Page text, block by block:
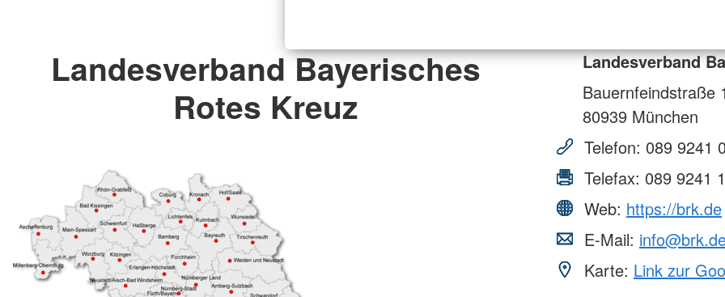
Landesverband Bayerisches
Rotes Kreuz
Landesverband
Bauernfeindstraße
80939 München
Telefon: 089 9241
Telefax: 089 9241
Web: https://brk.de
E-Mail:
Karte: Link zur